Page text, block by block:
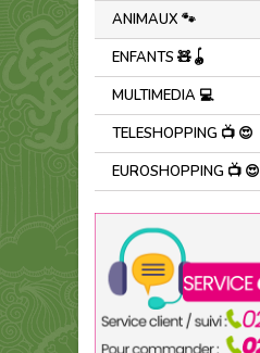
ANIMAUX 🐾
ENFANTS 🧸🪀
MULTIMEDIA 💻
TELESHOPPING 📺 😍
EUROSHOPPING 📺 😍